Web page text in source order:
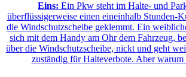
Eins: Ein Pkw steht im Halte- und
überflüssigerweise einen eineinhalb Stunden-
die Windschutzscheibe geklemmt. Ein
sich mit dem Handy am Ohr dem Fahrzeug,
über die Windschutzscheibe, nickt und geht
zuständig für Halteverbote. Aber